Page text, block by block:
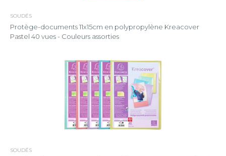
SOUDÉS
Protège-documents 11x15cm en polypropylène Kreacover
Pastel 40 vues - Couleurs assorties
SOUDÉS